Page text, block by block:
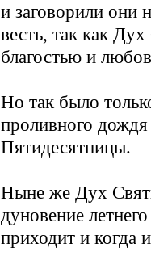
и заговорили они
весть, так как
благостью и
Но так было
проливного
Пятидесятницы.
Ныне же Дух
дуновение
приходит и когда